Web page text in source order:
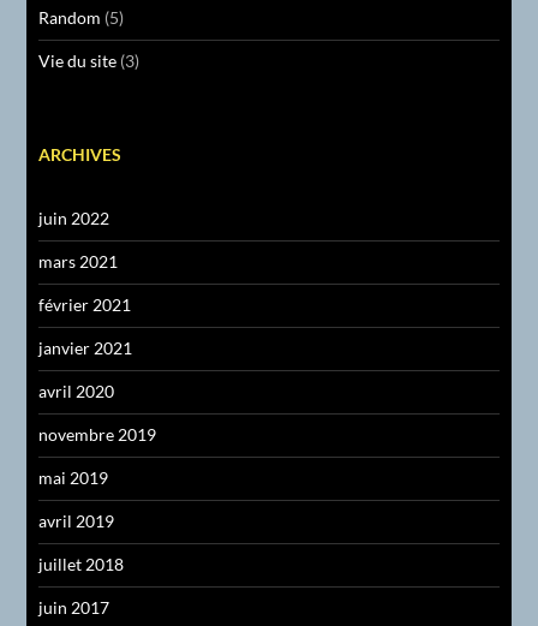
Random (5)
Vie du site (3)
ARCHIVES
juin 2022
mars 2021
février 2021
janvier 2021
avril 2020
novembre 2019
mai 2019
avril 2019
juillet 2018
juin 2017